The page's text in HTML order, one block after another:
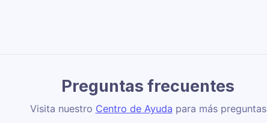
Preguntas frecuentes
Visita nuestro Centro de Ayuda para más preguntas